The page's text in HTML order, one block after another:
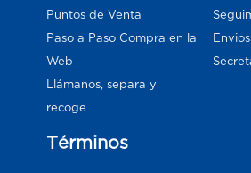
Puntos de Venta
Paso a Paso Compra en la
Web
Llámanos, separa y
recoge
Términos